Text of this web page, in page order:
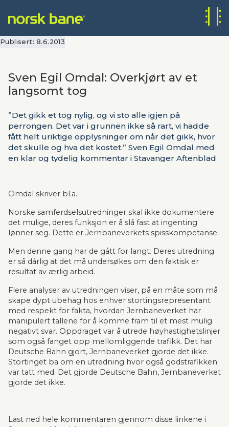
Publisert: 8.6.2013
Sven Egil Omdal: Overkjørt av et
langsomt tog
”Det gikk et tog nylig, og vi sto alle igjen på
perrongen. Det var i grunnen ikke så rart, vi hadde
fått helt uriktige opplysninger om når det gikk, hvor
det skulle og hva det kostet.” Sven Egil Omdal med
en klar og tydelig kommentar i Stavanger Aftenblad
Omdal skriver bl.a.:
Norske samferdselsutredninger skal ikke dokumentere
det mulige, deres funksjon er å slå fast at ingenting
lønner seg. Dette er Jernbaneverkets spisskompetanse.
Men denne gang har de gått for langt. Deres utredning
er så dårlig at det må undersøkes om den faktisk er
resultat av ærlig arbeid.
Flere analyser av utredningen viser, på en måte som må
skape dypt ubehag hos enhver stortingsrepresentant
med respekt for fakta, hvordan Jernbaneverket har
manipulert tallene for å komme fram til et mest mulig
negativt svar. Oppdraget var å utrede høyhastighetslinjer
som også fanget opp mellomliggende trafikk. Det har
Deutsche Bahn gjort, Jernbaneverket gjorde det ikke.
Stortinget ba om en utredning hvor også godstrafikken
var tatt med. Det gjorde Deutsche Bahn, Jernbaneverket
gjorde det ikke.